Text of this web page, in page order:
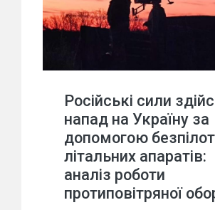
Російські сили
напад на Україну за
допомогою
літальних апаратів:
аналіз роботи
протиповітряної